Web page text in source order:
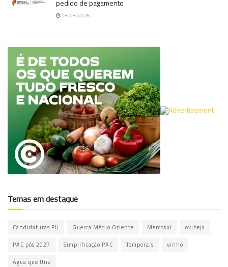
pedido de pagamento
08/08/2026
Temas em destaque
Candidaturas PU Guerra Médio Oriente Mercosul ovibeja
PAC pós 2027 Simplificação PAC Temporais vinho
Água que Une